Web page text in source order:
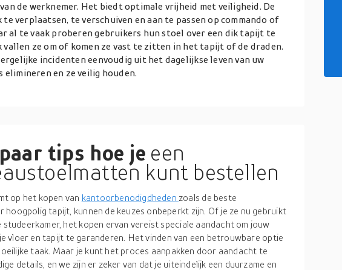
de werknemer. Het biedt optimale vrijheid met veiligheid. De
verplaatsen, te verschuiven en aan te passen op commando of
al te vaak proberen gebruikers hun stoel over een dik tapijt te
ze om of komen ze vast te zitten in het tapijt of de draden.
incidenten eenvoudig uit het dagelijkse leven van uw
elimineren en ze veilig houden.
tips hoe je een
kunt bestellen
op het kopen van kantoorbenodigdheden zoals de beste
hoogpolig tapijt, kunnen de keuzes onbeperkt zijn. Of je ze nu gebruikt
het kopen ervan vereist speciale aandacht om jouw
vloer en tapijt te garanderen. Het vinden van een betrouwbare optie
taak. Maar je kunt het proces aanpakken door aandacht te
details, en we zijn er zeker van dat je uiteindelijk een duurzame en